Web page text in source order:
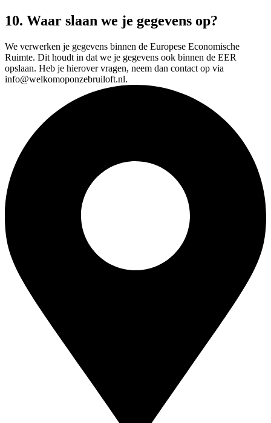
10. Waar slaan we je gegevens op?
We verwerken je gegevens binnen de Europese Economische
Ruimte. Dit houdt in dat we je gegevens ook binnen de EER
opslaan. Heb je hierover vragen, neem dan contact op via
info@welkomoponzebruiloft.nl.